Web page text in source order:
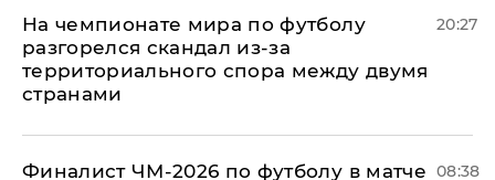
На чемпионате мира по футболу
разгорелся скандал из-за
территориального спора между двумя
странами
20:27
Финалист ЧМ-2026 по футболу в матче 08:38